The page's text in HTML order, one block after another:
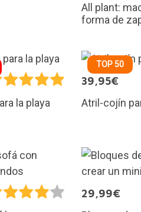
All plant:
forma de
la playa
TOP 50
39,95€
Atril-cojín
29,99€